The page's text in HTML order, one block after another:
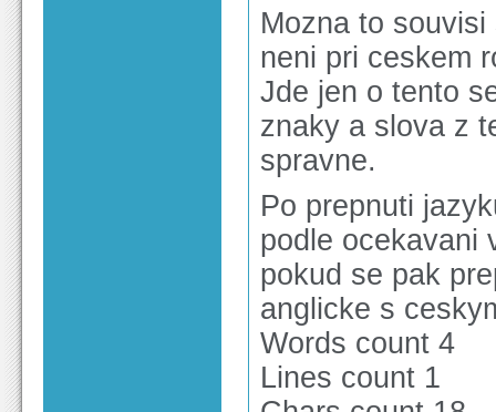
Mozna to
neni pri ceskem
Jde jen o tento
znaky a slova z
spravne.
Po prepnuti
podle ocekavani
pokud se pak
anglicke s
Words count 4
Lines count 1